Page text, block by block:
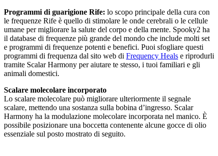
Programmi di guarigione Rife: lo scopo principale della cura con
le frequenze Rife è quello di stimolare le onde cerebrali o le cellule
umane per migliorare la salute del corpo e della mente. Spooky2 ha
il database di frequenze più grande del mondo che include molti set
e programmi di frequenze potenti e benefici. Puoi sfogliare questi
programmi di frequenza dal sito web di Frequency Heals e riprodurli
tramite Scalar Harmony per aiutare te stesso, i tuoi familiari e gli
animali domestici.
Scalare molecolare incorporato
Lo scalare molecolare può migliorare ulteriormente il segnale
scalare, mettendo una sostanza sulla bobina d’ingresso. Scalar
Harmony ha la modulazione molecolare incorporata nel manico. È
possibile posizionare una boccetta contenente alcune gocce di olio
essenziale sul posto mostrato di seguito.